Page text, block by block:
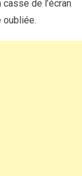
de l’écran
oubliée.